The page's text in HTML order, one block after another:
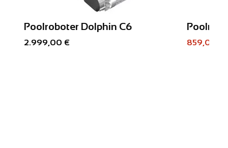
Poolroboter Dolphin C6
2.999,00 € 859,00 €